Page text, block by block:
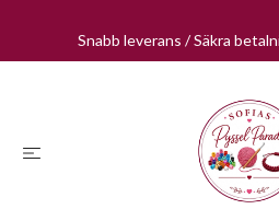
Snabb leverans / Säkra